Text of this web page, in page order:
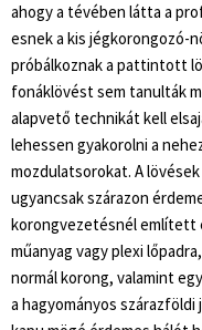
ahogy a tévében látta a
esnek a kis jégkorongozó-
próbálkoznak a pattintott
fonáklövést sem tanulták
alapvető technikát kell
lehessen gyakorolni a
mozdulatsorokat. A
ugyancsak szárazon
korongvezetésnél említett
műanyag vagy plexi
normál korong, valamint
a hagyományos